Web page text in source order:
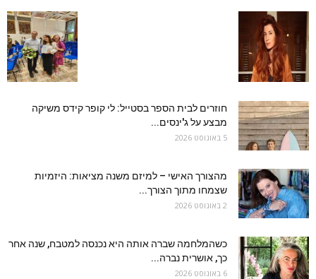
חוזרים לבית הספר בסטייל: לי קופר קידס משיקה
מבצע על ג'ינסים...
5 באוגוסט 2026
מהצורך האישי – למיזם משנה מציאות: היזמיות
שצמחו מתוך הצורך...
2 באוגוסט 2026
כשהמלחמה שברה אותה היא נכנסה למטבח, שנה אחר
כך, אושרית נברה...
6 באוגוסט 2026